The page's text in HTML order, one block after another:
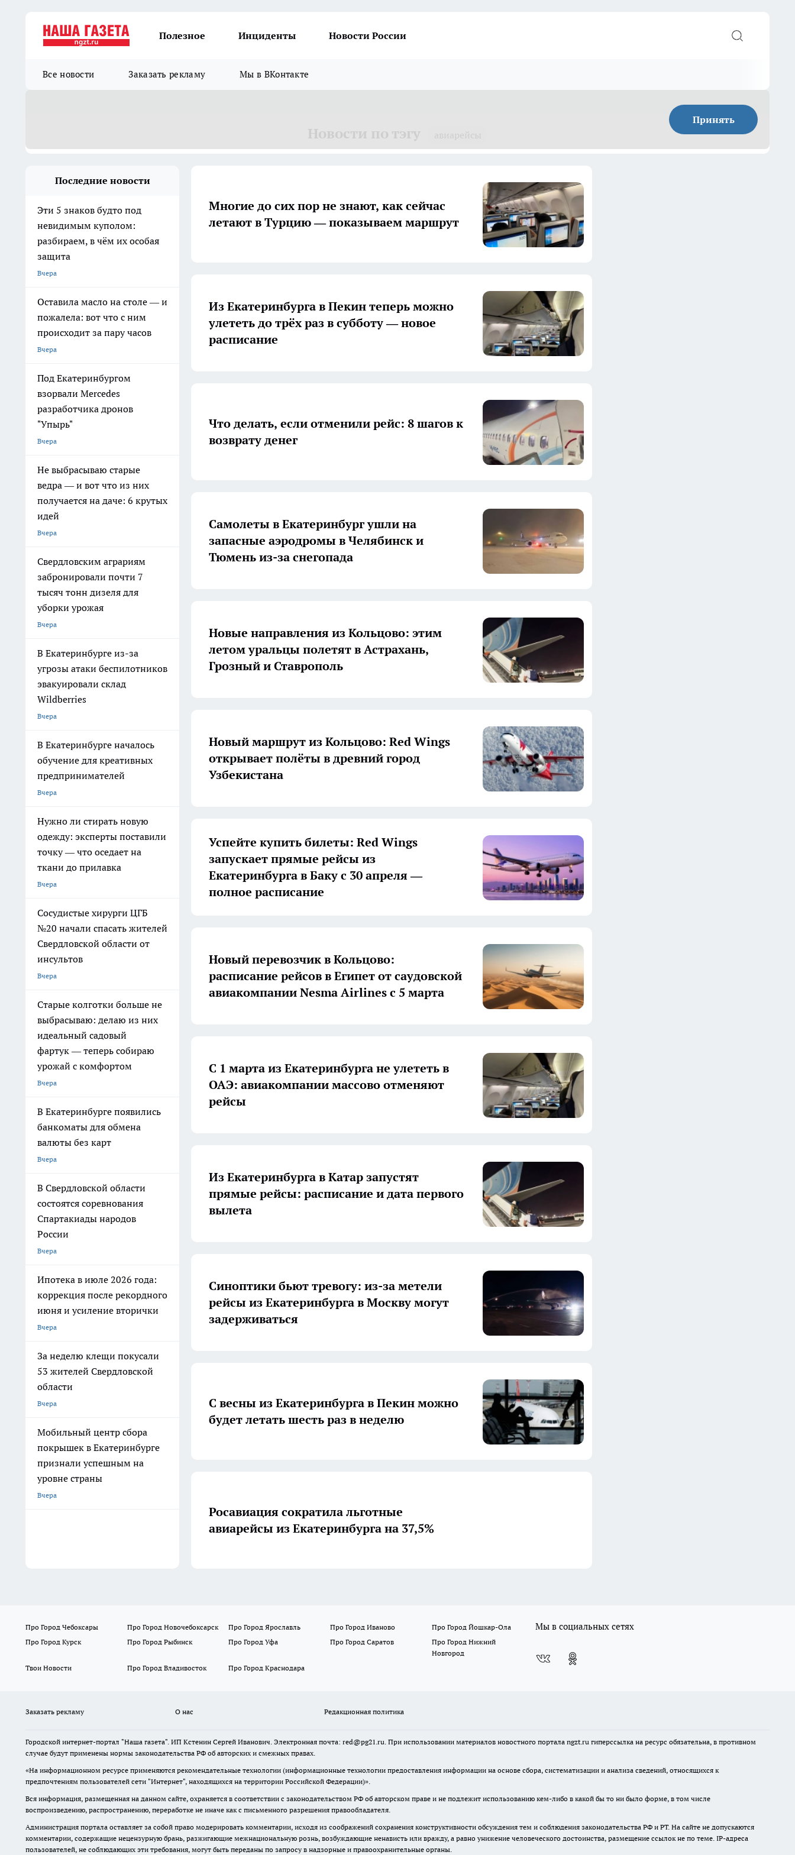
Полезное Инциденты Новости России
Все новости Заказать рекламу Мы в ВКонтакте
Принять
Последние новости
Эти 5 знаков будто под
невидимым куполом:
разбираем, в чём их особая
защита
Вчера
Оставила масло на столе — и
пожалела: вот что с ним
происходит за пару часов
Вчера
Под Екатеринбургом
взорвали Mercedes
разработчика дронов
"Упырь"
Вчера
Не выбрасываю старые
ведра — и вот что из них
получается на даче: 6 крутых
идей
Вчера
Свердловским аграриям
забронировали почти 7
тысяч тонн дизеля для
уборки урожая
Вчера
В Екатеринбурге из-за
угрозы атаки беспилотников
эвакуировали склад
Wildberries
Вчера
В Екатеринбурге началось
обучение для креативных
предпринимателей
Вчера
Нужно ли стирать новую
одежду: эксперты поставили
точку — что оседает на
ткани до прилавка
Вчера
Сосудистые хирурги ЦГБ
№20 начали спасать жителей
Свердловской области от
инсультов
Вчера
Старые колготки больше не
выбрасываю: делаю из них
идеальный садовый
фартук — теперь собираю
урожай с комфортом
Вчера
В Екатеринбурге появились
банкоматы для обмена
валюты без карт
Вчера
В Свердловской области
состоятся соревнования
Спартакиады народов
России
Вчера
Ипотека в июле 2026 года:
коррекция после рекордного
июня и усиление вторички
Вчера
За неделю клещи покусали
53 жителей Свердловской
области
Вчера
Мобильный центр сбора
покрышек в Екатеринбурге
признали успешным на
уровне страны
Вчера
Многие до сих пор не знают, как сейчас
летают в Турцию — показываем маршрут
Из Екатеринбурга в Пекин теперь можно
улететь до трёх раз в субботу — новое
расписание
Что делать, если отменили рейс: 8 шагов к
возврату денег
Самолеты в Екатеринбург ушли на
запасные аэродромы в Челябинск и
Тюмень из-за снегопада
Новые направления из Кольцово: этим
летом уральцы полетят в Астрахань,
Грозный и Ставрополь
Новый маршрут из Кольцово: Red Wings
открывает полёты в древний город
Узбекистана
Успейте купить билеты: Red Wings
запускает прямые рейсы из
Екатеринбурга в Баку с 30 апреля —
полное расписание
Новый перевозчик в Кольцово:
расписание рейсов в Египет от саудовской
авиакомпании Nesma Airlines с 5 марта
С 1 марта из Екатеринбурга не улететь в
ОАЭ: авиакомпании массово отменяют
рейсы
Из Екатеринбурга в Катар запустят
прямые рейсы: расписание и дата первого
вылета
Синоптики бьют тревогу: из-за метели
рейсы из Екатеринбурга в Москву могут
задерживаться
С весны из Екатеринбурга в Пекин можно
будет летать шесть раз в неделю
Росавиация сократила льготные
авиарейсы из Екатеринбурга на 37,5%
Про Город Чебоксары Про Город Новочебоксарск Про Город Ярославль Про Город Иваново
Про Город Йошкар-Ола
Про Город Курск
Про Город Рыбинск Про Город Уфа Про Город Саратов
Про Город Нижний
Новгород
Твои Новости
Про Город Владивосток Про Город Краснодара
Мы в социальных сетях
Заказать рекламу О нас Редакционная политика
Городской интернет-портал "Наша газета". ИП Кстенин Сергей Иванович. Электронная почта: red@pg21.ru. При использовании материалов новостного портала ngzt.ru гиперссылка на ресурс обязательна, в противном
случае будут применены нормы законодательства РФ об авторских и смежных правах.
«На информационном ресурсе применяются рекомендательные технологии (информационные технологии предоставления информации на основе сбора, систематизации и анализа сведений, относящихся к
предпочтениям пользователей сети "Интернет", находящихся на территории Российской Федерации)».
Вся информация, размещенная на данном сайте, охраняется в соответствии с законодательством РФ об авторском праве и не подлежит использованию кем-либо в какой бы то ни было форме, в том числе
воспроизведению, распространению, переработке не иначе как с письменного разрешения правообладателя.
Администрация портала оставляет за собой право модерировать комментарии, исходя из соображений сохранения конструктивности обсуждения тем и соблюдения законодательства РФ и РТ. На сайте не допускаются
комментарии, содержащие нецензурную брань, разжигающие межнациональную рознь, возбуждающие ненависть или вражду, а равно унижение человеческого достоинства, размещение ссылок не по теме. IP-адреса
пользователей, не соблюдающих эти требования, могут быть переданы по запросу в надзорные и правоохранительные органы.